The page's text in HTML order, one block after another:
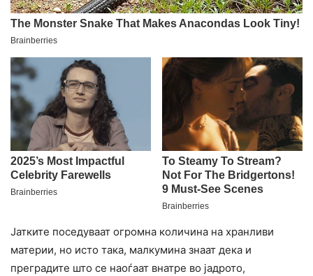
Јатките поседуваат огромна количина на хранливи
материи, но исто така, малкумина знаат дека и
преградите што се наоѓаат внатре во јадрото,